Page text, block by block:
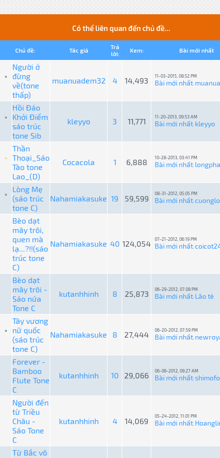
Có thể liên quan đến chủ đề...
Chủ đề: Tác giả
Trả
lời:
Xem: Bài mới nhất
Người ở
đừng
về(tone
thấp)
muanuadem32 4 14,493 11-03-2015, 08:52 PM
Bài mới nhất:
Hồi Đáo
Khởi Điểm
sáo trúc
tone Sib
kleyyo 3 11,771 11-20-2013, 09:53 AM
Bài mới nhất: kleyyo
Thần
Thoại_Sáo
Tào tone
Lao_(D)
Cocacola 1 6,888 10-28-2013, 03:41 PM
Bài mới nhất:
Lòng Mẹ
(sáo trúc
tone C)
Nahamiakasuke 19 59,599
08-31-2012, 05:05 PM
Bài mới nhất:
Bèo dạt
mây trôi,
quen mà
lạ...?!!(sáo
trúc tone
C)
Nahamiakasuke 40 124,054 07-21-2012, 06:19 PM
Bài mới nhất:
Bèo dạt
mây trôi -
Sáo nứa
Tone C
kutanhhinh 8 25,873 06-29-2012, 07:08 PM
Bài mới nhất: Lão tè
Tây vương
nữ quốc
(sáo trúc
tone C)
Nahamiakasuke 8 27,444 06-20-2012, 07:59 PM
Bài mới nhất:
Forever -
Bamboo
Flute Tone
C
kutanhhinh 10 29,066 06-06-2012, 09:27 AM
Bài mới nhất:
Người đến
từ Triều
Châu -
Sáo Tone
C
kutanhhinh 4 14,069
05-24-2012, 11:01 PM
Bài mới nhất:
Từ Bắc vô